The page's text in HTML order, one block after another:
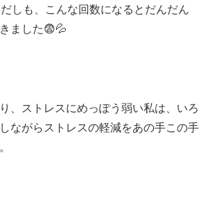
しも、こんな回数になるとだんだん
ました😨💦
、ストレスにめっぽう弱い私は、いろ
ながらストレスの軽減をあの手この手